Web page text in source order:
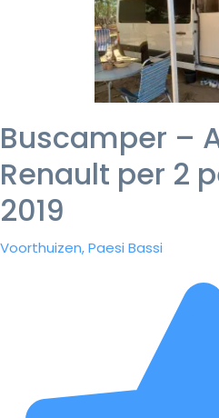
Buscamper –
Renault per 2
2019
Voorthuizen, Paesi Bassi